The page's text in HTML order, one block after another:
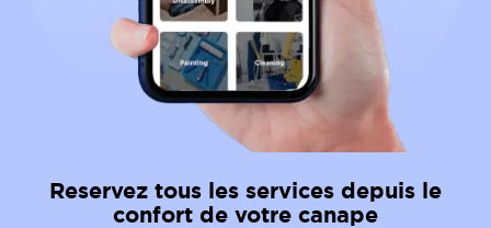
Reservez tous les services depuis le
confort de votre canape